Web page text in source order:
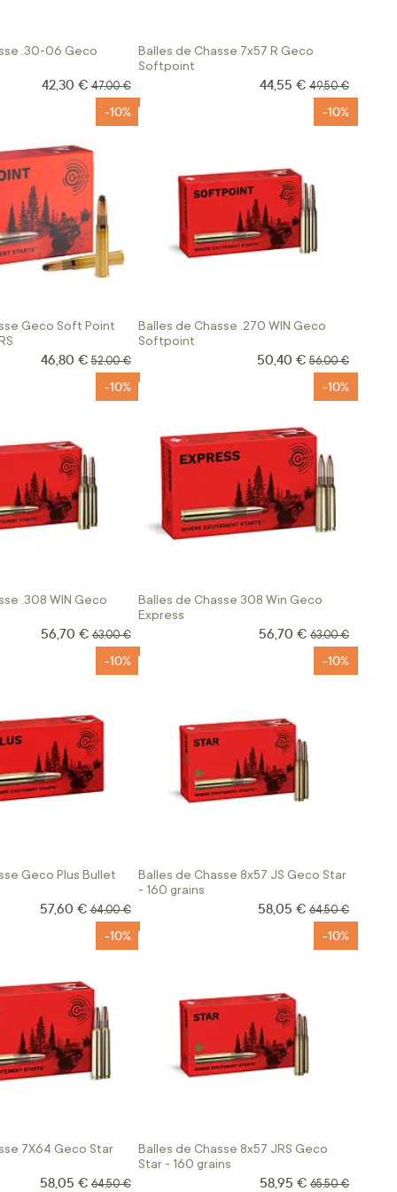
.30-06 Geco
Prix Spécial
42,30 € Prix normal
47,00 €
Balles de Chasse 7x57 R Geco
Softpoint
Prix Spécial
44,55 € Prix normal
49,50 €
Geco Soft Point
-10%
Prix Spécial
46,80 € Prix normal
52,00 €
Balles de Chasse .270 WIN Geco
Softpoint
-10%
Prix Spécial
50,40 € Prix normal
56,00 €
.308 WIN Geco
-10%
Prix Spécial
56,70 € Prix normal
63,00 €
Balles de Chasse 308 Win Geco
Express
-10%
Prix Spécial
56,70 € Prix normal
63,00 €
Geco Plus Bullet
-10%
Prix Spécial
57,60 € Prix normal
64,00 €
Balles de Chasse 8x57 JS Geco Star
- 160 grains
-10%
Prix Spécial
58,05 € Prix normal
64,50 €
7X64 Geco Star
-10%
Prix Spécial
58,05 € Prix normal
64,50 €
Balles de Chasse 8x57 JRS Geco
Star - 160 grains
-10%
Prix Spécial
58,95 € Prix normal
65,50 €